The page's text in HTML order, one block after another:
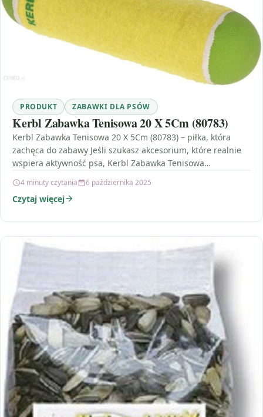
PRODUKT ZABAWKI DLA PSÓW
Kerbl Zabawka Tenisowa 20 X 5Cm (80783)
Kerbl Zabawka Tenisowa 20 X 5Cm (80783) – piłka, która
zachęca do zabawy Jeśli szukasz akcesorium, które realnie
wspiera aktywność psa, Kerbl Zabawka Tenisowa…
4 minuty czytania 6 października 2025
Czytaj więcej